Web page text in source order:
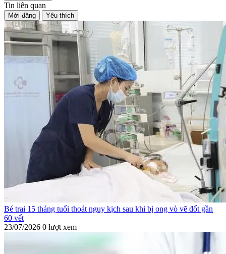
Tin liên quan
Mới đăng Yêu thích
Bé trai 15 tháng tuổi thoát nguy kịch sau khi bị ong vò vẽ đốt gần
60 vết
23/07/2026 0 lượt xem